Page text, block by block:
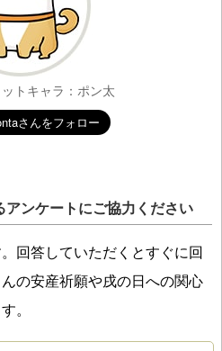
トキャラ：ポン太
ンケートにご協力ください
回答していただくとすぐに回
の安産祈願や戌の日への関心
。